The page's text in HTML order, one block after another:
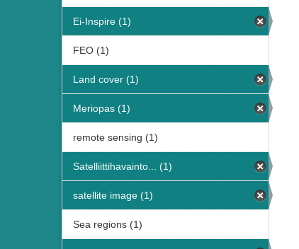
Ei-Inspire (1)
FEO (1)
Land cover (1)
Meriopas (1)
remote sensing (1)
Satelliittihavainto... (1)
satellite image (1)
Sea regions (1)